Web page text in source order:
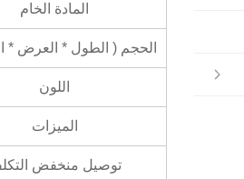
المادة الخام
الحجم ( الطول * العرض *
اللون
الميزات
توصيل منخفض